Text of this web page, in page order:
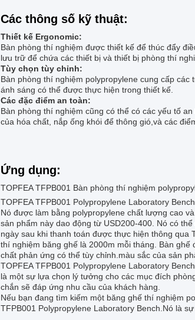
Các thông số kỹ thuật:
Thiết kế Ergonomic:
Bàn phòng thí nghiệm được thiết kế để thúc đẩy
lưu trữ để chứa các thiết bị và thiết bị phòng thí
Tùy chọn tùy chỉnh:
Bàn phòng thí nghiệm polypropylene cung cấp
ánh sáng có thể được thực hiện trong thiết kế.
Các đặc điểm an toàn:
Bàn phòng thí nghiệm cũng có thể có các yếu tố
của hóa chất, nắp ống khói để thông gió,và các
Ứng dụng:
TOPFEA TFPB001 Bàn phòng thí nghiệm
TOPFEA TFPB001 Polypropylene Laboratory
Nó được làm bằng polypropylene chất lượng cao
sản phẩm này dao động từ USD200-400. Nó có
ngày sau khi thanh toán được thực hiện thông qua
thí nghiệm băng ghế là 2000m mỗi tháng. Bàn
chất phản ứng có thể tùy chỉnh.màu sắc của sản
TOPFEA TFPB001 Polypropylene Laboratory
là một sự lựa chọn lý tưởng cho các mục đích
chắn sẽ đáp ứng nhu cầu của khách hàng.
Nếu bạn đang tìm kiếm một băng ghế thí nghiệm
TFPB001 Polypropylene Laboratory Bench.Nó là